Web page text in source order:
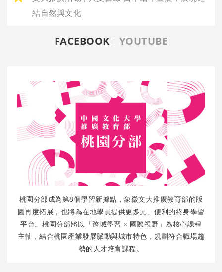
結自然與文化
FACEBOOK YOUTUBE
桃園分部成為第8個學習新據點，象徵文大推廣教育部的版
圖再度拓展，也將為在地學員提供更多元、便利的終身學習
平台。桃園分部將以「跨域學習 × 國際視野」為核心課程
主軸，結合桃園產業發展脈動與城市特色，規劃符合職場趨
勢的人才培育課程。